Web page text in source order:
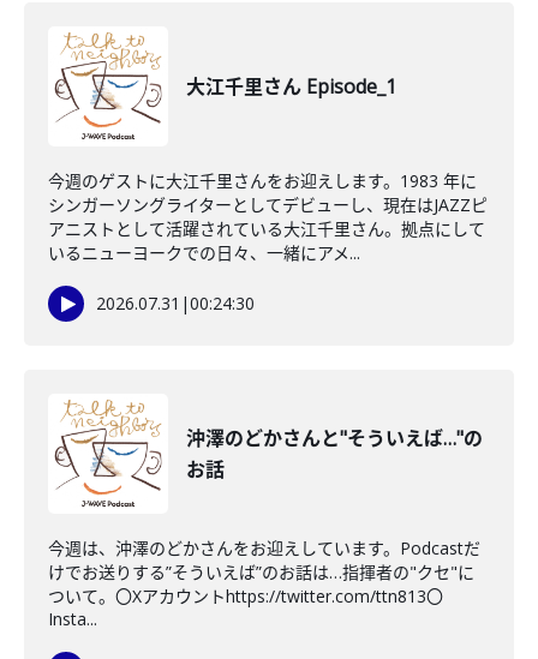
大江千里さん Episode_1
今週のゲストに大江千里さんをお迎えします。1983 年に
シンガーソングライターとしてデビューし、現在はJAZZピ
アニストとして活躍されている大江千里さん。拠点にして
いるニューヨークでの日々、一緒にアメ...
2026.07.31 |00:24:30
沖澤のどかさんと"そういえば…"の
お話
今週は、沖澤のどかさんをお迎えしています。Podcastだ
けでお送りする”そういえば”のお話は…指揮者の"クセ"に
ついて。〇Xアカウントhttps://twitter.com/ttn813〇
Insta...